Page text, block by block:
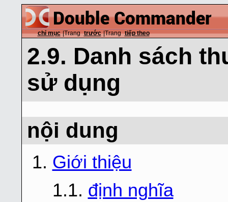
chỉ mục |Trang trước |Trang tiếp theo
2.9. Danh sách
sử dụng
nội dung
1. Giới thiệu
1.1. định nghĩa